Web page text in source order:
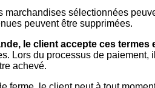
marchandises sélectionnées
peuvent être supprimées.
le client accepte ces termes
Lors du processus de
achevé.